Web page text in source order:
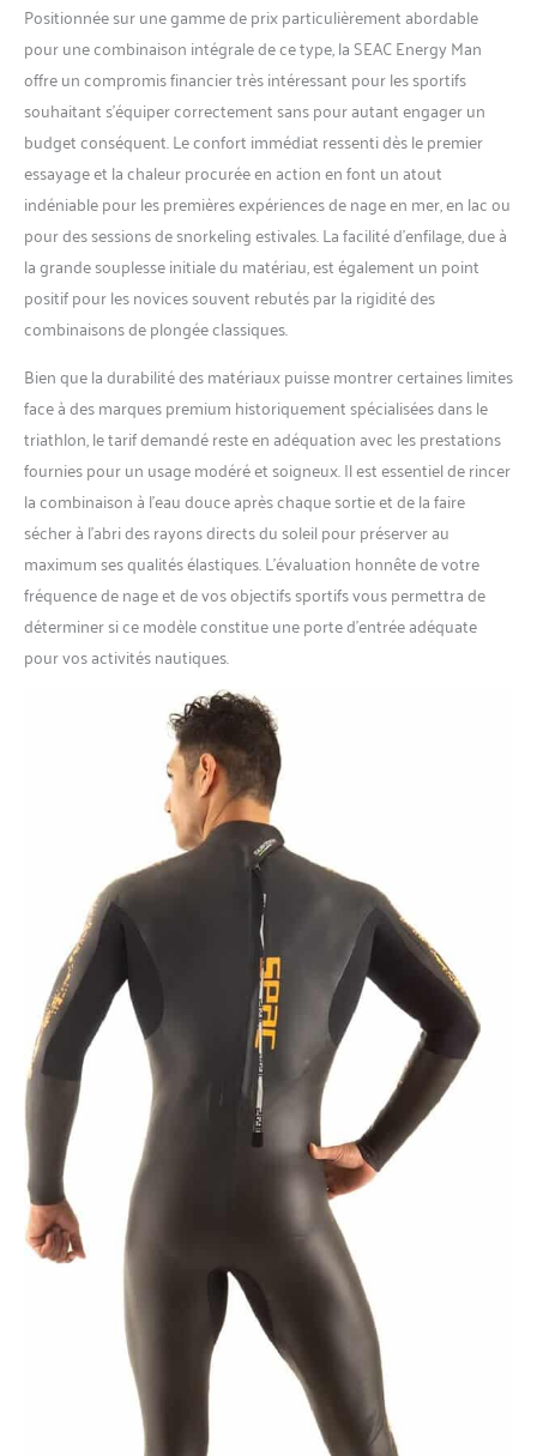
Positionnée sur une gamme de prix particulièrement abordable
pour une combinaison intégrale de ce type, la SEAC Energy Man
offre un compromis financier très intéressant pour les sportifs
souhaitant s’équiper correctement sans pour autant engager un
budget conséquent. Le confort immédiat ressenti dès le premier
essayage et la chaleur procurée en action en font un atout
indéniable pour les premières expériences de nage en mer, en lac ou
pour des sessions de snorkeling estivales. La facilité d’enfilage, due à
la grande souplesse initiale du matériau, est également un point
positif pour les novices souvent rebutés par la rigidité des
combinaisons de plongée classiques.
Bien que la durabilité des matériaux puisse montrer certaines limites
face à des marques premium historiquement spécialisées dans le
triathlon, le tarif demandé reste en adéquation avec les prestations
fournies pour un usage modéré et soigneux. Il est essentiel de rincer
la combinaison à l’eau douce après chaque sortie et de la faire
sécher à l’abri des rayons directs du soleil pour préserver au
maximum ses qualités élastiques. L’évaluation honnête de votre
fréquence de nage et de vos objectifs sportifs vous permettra de
déterminer si ce modèle constitue une porte d’entrée adéquate
pour vos activités nautiques.